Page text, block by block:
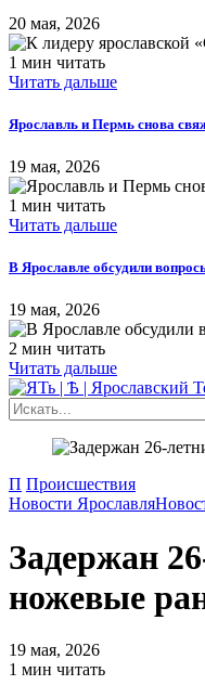
20 мая, 2026
1 мин читать
Читать дальше
Ярославль и Пермь снова
19 мая, 2026
1 мин читать
Читать дальше
В Ярославле обсудили
19 мая, 2026
2 мин читать
Читать дальше
П Происшествия
Новости Ярославля
Задержан
ножевые
19 мая, 2026
1 мин читать